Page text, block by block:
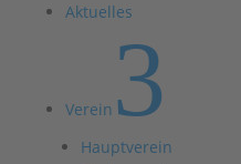
Aktuelles
Verein 3
Hauptverein